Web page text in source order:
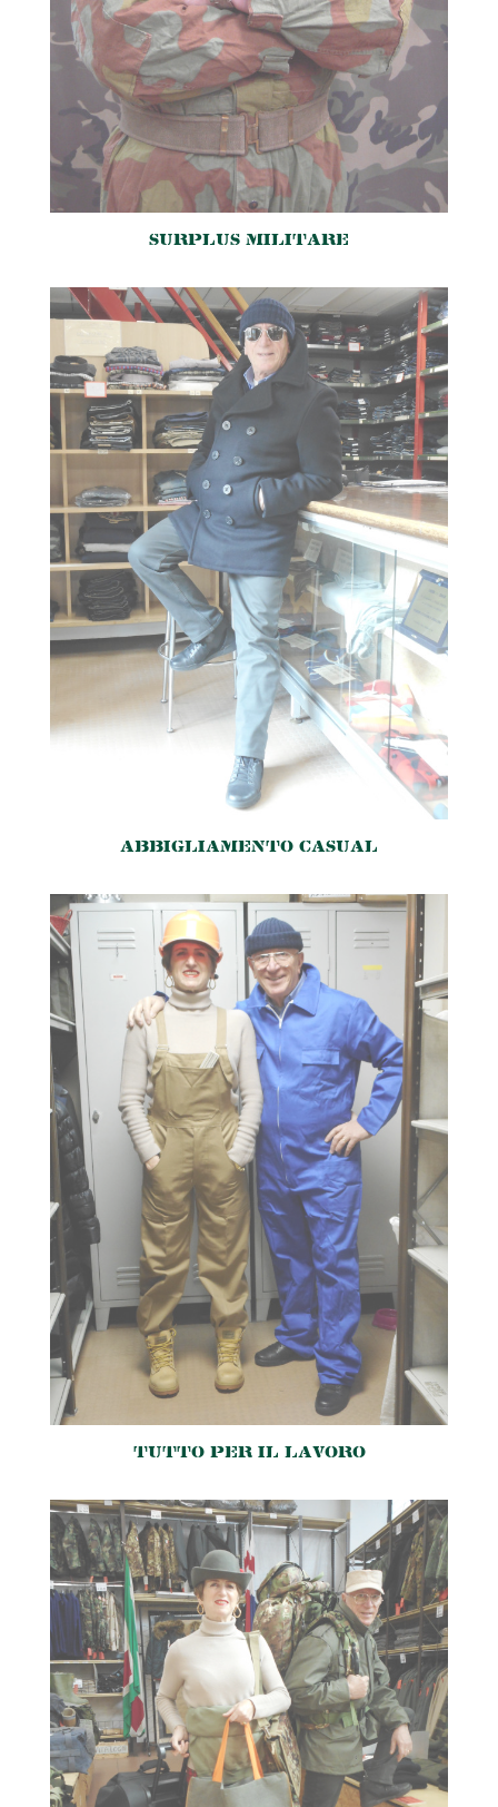
SURPLUS MILITARE
ABBIGLIAMENTO CASUAL
TUTTO PER IL LAVORO